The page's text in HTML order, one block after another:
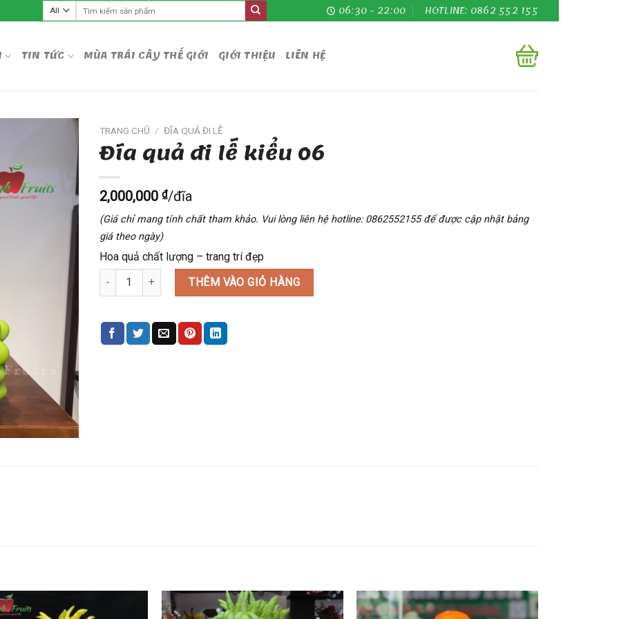
06:30 - 22:00 HOTLINE: 0862 552 155
TIN TỨC MÙA TRÁI CÂY THẾ GIỚI GIỚI THIỆU LIÊN HỆ
TRANG CHỦ / ĐĨA QUẢ ĐI LỄ
Đĩa quả đi lễ kiểu 06
2,000,000 ₫/đĩa
(Giá chỉ mang tính chất tham khảo. Vui lòng liên hệ hotline: 0862552155 để được cập nhật bảng
giá theo ngày)
Hoa quả chất lượng – trang trí đẹp
Đĩa quả đi lễ kiểu 06 số lượngTHÊM VÀO GIỎ HÀNG